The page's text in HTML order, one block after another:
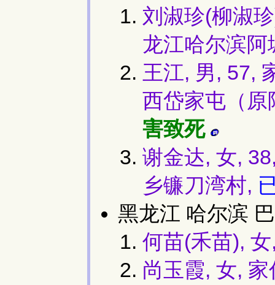
刘淑珍(柳淑
龙江哈尔滨
王江, 男, 57,
西岱家屯（原
害致死
谢金达, 女,
乡镰刀湾村,
黑龙江 哈尔滨
何苗(禾苗),
尚玉霞, 女,